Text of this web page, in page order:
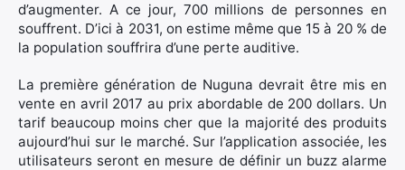
d’augmenter. A ce jour, 700 millions de personnes en
souffrent. D’ici à 2031, on estime même que 15 à 20 % de
la population souffrira d’une perte auditive.
La première génération de Nuguna devrait être mis en
vente en avril 2017 au prix abordable de 200 dollars. Un
tarif beaucoup moins cher que la majorité des produits
aujourd’hui sur le marché. Sur l’application associée, les
utilisateurs seront en mesure de définir un buzz alarme